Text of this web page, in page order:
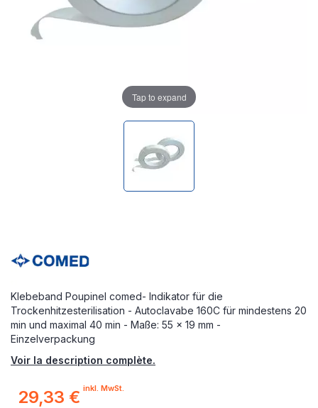
Klebeband Poupinel comed- Indikator für die
Trockenhitzesterilisation - Autoclavabe 160C für mindestens 20
min und maximal 40 min - Maße: 55 x 19 mm -
Einzelverpackung
Voir la description complète.
29,33 € inkl. MwSt.
Tap to expand